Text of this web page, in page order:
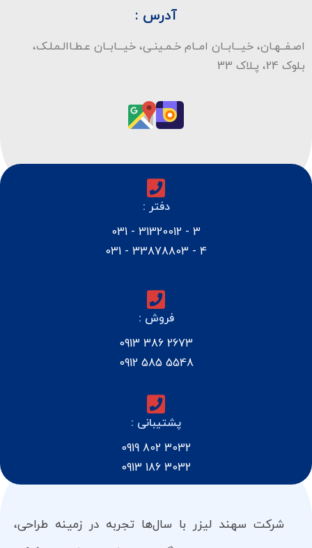
آدرس :
اصـفــهـان، خیـــابــان امــام خـمـینـی، خیـــابــان عـطـاالـمـلـک،
بـلوک 24، پـلاک 33
دفتر :
3 - 31320012 - 031
4 - 33878803 - 031
فروش :
2673 386 0913
5548 585 0912
پشتیبانی :
3032 802 0919
3032 186 0913
شرکت سهند لیزر با سال‌ها تجربه در زمینه طراحی،